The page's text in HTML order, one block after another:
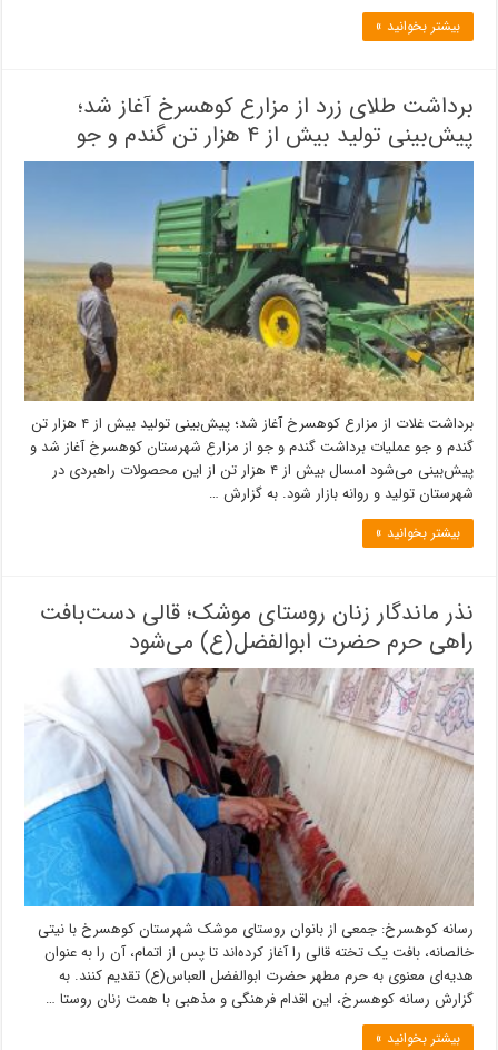
بیشتر بخوانید »
برداشت طلای زرد از مزارع کوهسرخ آغاز شد؛
پیش‌بینی تولید بیش از ۴ هزار تن گندم و جو
برداشت غلات از مزارع کوهسرخ آغاز شد؛ پیش‌بینی تولید بیش از ۴ هزار تن
گندم و جو عملیات برداشت گندم و جو از مزارع شهرستان کوهسرخ آغاز شد و
پیش‌بینی می‌شود امسال بیش از ۴ هزار تن از این محصولات راهبردی در
شهرستان تولید و روانه بازار شود. به گزارش …
بیشتر بخوانید »
نذر ماندگار زنان روستای موشک؛ قالی دست‌بافت
راهی حرم حضرت ابوالفضل(ع) می‌شود
رسانه کوهسرخ: جمعی از بانوان روستای موشک شهرستان کوهسرخ با نیتی
خالصانه، بافت یک تخته قالی را آغاز کرده‌اند تا پس از اتمام، آن را به عنوان
هدیه‌ای معنوی به حرم مطهر حضرت ابوالفضل العباس(ع) تقدیم کنند. به
گزارش رسانه کوهسرخ، این اقدام فرهنگی و مذهبی با همت زنان روستا …
بیشتر بخوانید »